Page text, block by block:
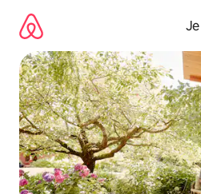
direct
naar
inhoud